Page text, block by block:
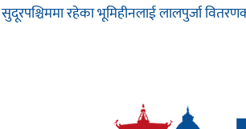
रहेका भूमिहीनलाई लालपुर्जा